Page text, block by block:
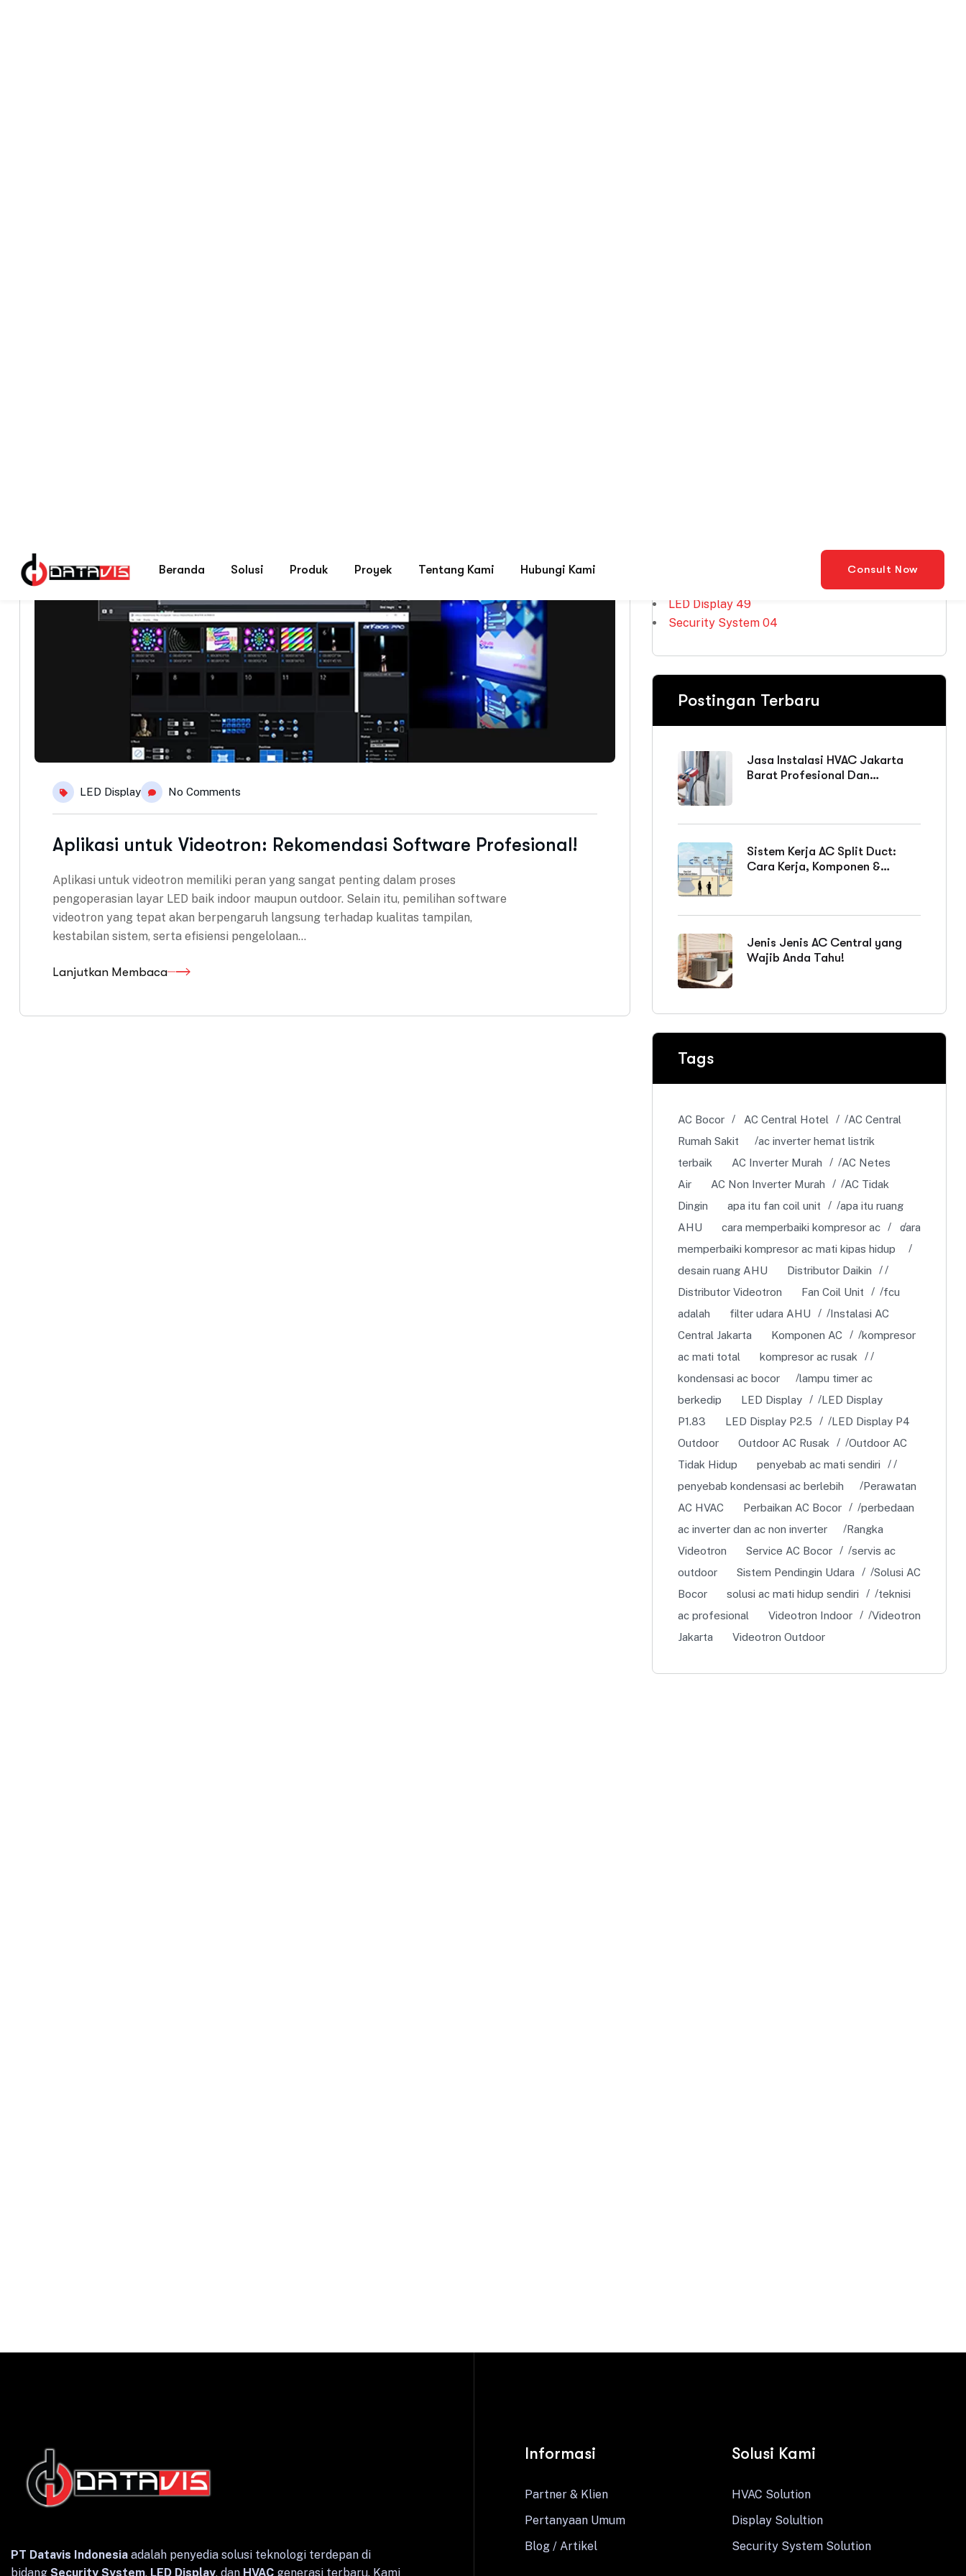
LED Display No Comments
Aplikasi untuk Videotron: Rekomendasi Software Profesional!
Aplikasi untuk videotron memiliki peran yang sangat penting dalam proses
pengoperasian layar LED baik indoor maupun outdoor. Selain itu, pemilihan software
videotron yang tepat akan berpengaruh langsung terhadap kualitas tampilan,
kestabilan sistem, serta efisiensi pengelolaan…
Lanjutkan Membaca
LED Display 49
Security System 04
Postingan Terbaru
Jasa Instalasi HVAC Jakarta
Barat Profesional Dan
Sistem Kerja AC Split Duct:
Cara Kerja, Komponen &
Jenis Jenis AC Central yang
Wajib Anda Tahu!
Tags
AC Bocor AC Central Hotel
AC Central
Rumah Sakit
ac inverter hemat listrik
terbaik
AC Inverter Murah
AC Netes
Air
AC Non Inverter Murah
AC Tidak
Dingin
apa itu fan coil unit
apa itu ruang
AHU
cara memperbaiki kompresor ac
cara
memperbaiki kompresor ac mati kipas hidup
desain ruang AHU
Distributor Daikin
Distributor Videotron
Fan Coil Unit
fcu
adalah
filter udara AHU
Instalasi AC
Central Jakarta
Komponen AC
kompresor
ac mati total
kompresor ac rusak
kondensasi ac bocor
lampu timer ac
berkedip
LED Display
LED Display
P1.83
LED Display P2.5
LED Display P4
Outdoor
Outdoor AC Rusak
Outdoor AC
Tidak Hidup
penyebab ac mati sendiri
penyebab kondensasi ac berlebih
Perawatan
AC HVAC
Perbaikan AC Bocor
perbedaan
ac inverter dan ac non inverter
Rangka
Videotron
Service AC Bocor
servis ac
outdoor
Sistem Pendingin Udara
Solusi AC
Bocor
solusi ac mati hidup sendiri
teknisi
ac profesional
Videotron Indoor
Videotron
Jakarta
Videotron Outdoor
PT Datavis Indonesia adalah penyedia solusi teknologi terdepan di
bidang Security System, LED Display, dan HVAC generasi terbaru. Kami
Informasi
Partner & Klien
Pertanyaan Umum
Blog / Artikel
Solusi Kami
HVAC Solution
Display Solultion
Security System Solution